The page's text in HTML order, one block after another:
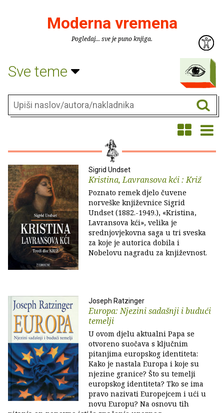
Moderna vremena
Pogledaj... sve je puno knjiga.
Sve teme
Sigrid Undset
Kristina, Lavransova kći : Križ
Poznato remek djelo čuvene
norveške književnice Sigrid
Undset (1882.-1949.), «Kristina,
Lavransova kći», velika je
srednjovjekovna saga u tri sveska
za koje je autorica dobila i
Nobelovu nagradu za književnost.
Joseph Ratzinger
Europa: Njezini sadašnji i budući
temelji
U ovom djelu aktualni Papa se
otvoreno suočava s ključnim
pitanjima europskog identiteta:
Kako je nastala Europa i koje su
njezine granice? Što su temelji
europskog identiteta? Tko se ima
pravo nazivati Europejcem i ući u
novu Europu? Na osnovu tih